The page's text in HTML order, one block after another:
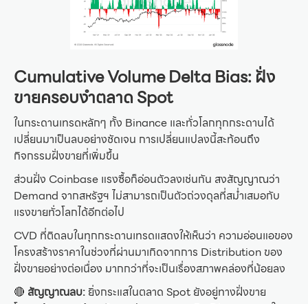
Cumulative Volume Delta Bias: ฝั่ง
ขายครอบงำตลาด Spot
ในกระดานเทรดหลักๆ ทั้ง Binance และทั่วโลกทุกกระดานได้
เปลี่ยนมาเป็นลบอย่างชัดเจน การเปลี่ยนแปลงนี้สะท้อนถึง
กิจกรรมฝั่งขายที่เพิ่มขึ้น
ส่วนฝั่ง Coinbase แรงซื้อก็อ่อนตัวลงเช่นกัน สงสัญญาณว่า
Demand จากสหรัฐฯ ไม่สามารถเป็นตัวถ่วงดุลที่สม่ำเสมอกับ
แรงขายทั่วโลกได้อีกต่อไป
CVD ที่ติดลบในทุกกระดานเทรดแสดงให้เห็นว่า ความอ่อนแอของ
โครงสร้างราคาในช่วงที่ผ่านมาเกิดจากการ Distribution ของ
ฝั่งขายอย่างต่อเนื่อง มากกว่าที่จะเป็นเรื่องสภาพคล่องที่น้อยลง
🔴 สัญญาณลบ: ยิ่งกระแสในตลาด Spot ยังอยู่ทางฝั่งขาย